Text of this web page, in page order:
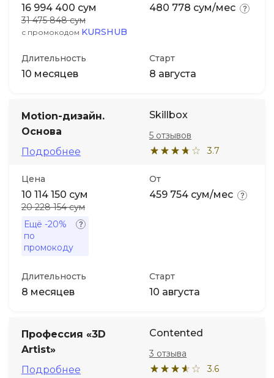
16 994 400 сум
31 475 848 сум
с промокодом KURSHUB
480 778 сум/мес
Длительность
10 месяцев
Старт
8 августа
Motion-дизайн.
Основа
Подробнее
Skillbox
3.7
5 отзывов
Цена
10 114 150 сум
20 228 154 сум
Ещё -20%
по
промокоду
От
459 754 сум/мес
Длительность
8 месяцев
Старт
10 августа
Профессия «3D
Artist»
Подробнее
Contented
3.6
3 отзыва